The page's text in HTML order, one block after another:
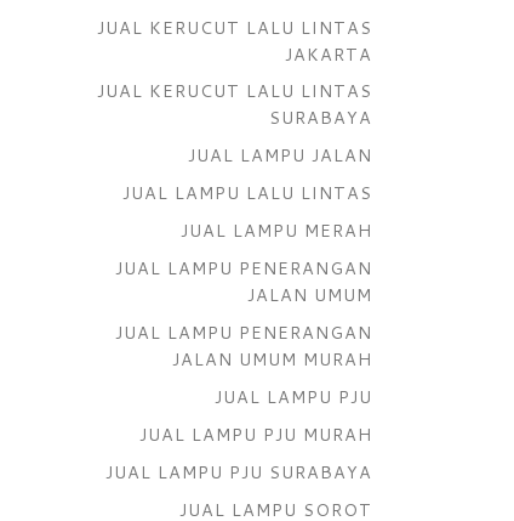
JUAL KERUCUT LALU LINTAS
JAKARTA
JUAL KERUCUT LALU LINTAS
SURABAYA
JUAL LAMPU JALAN
JUAL LAMPU LALU LINTAS
JUAL LAMPU MERAH
JUAL LAMPU PENERANGAN
JALAN UMUM
JUAL LAMPU PENERANGAN
JALAN UMUM MURAH
JUAL LAMPU PJU
JUAL LAMPU PJU MURAH
JUAL LAMPU PJU SURABAYA
JUAL LAMPU SOROT